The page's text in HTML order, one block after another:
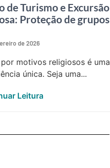
de Turismo e Excursão
Proteção de grupos
de 2026
motivos religiosos é uma
única. Seja uma...
Leitura